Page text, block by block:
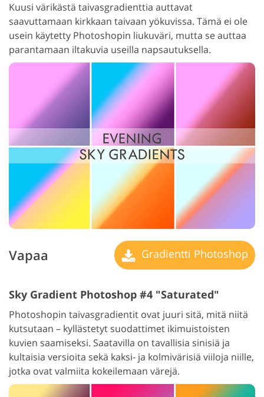
Kuusi värikästä taivasgradienttia auttavat
saavuttamaan kirkkaan taivaan yökuvissa. Tämä ei ole
usein käytetty Photoshopin liukuväri, mutta se auttaa
parantamaan iltakuvia useilla napsautuksella.
Vapaa Gradientti Photoshop
Sky Gradient Photoshop #4 "Saturated"
Photoshopin taivasgradientit ovat juuri sitä, mitä niitä
kutsutaan – kyllästetyt suodattimet ikimuistoisten
kuvien saamiseksi. Saatavilla on tavallisia sinisiä ja
kultaisia versioita sekä kaksi- ja kolmivärisiä viiloja niille,
jotka ovat valmiita kokeilemaan värejä.